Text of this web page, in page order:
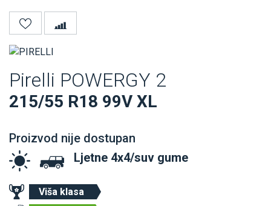
Pirelli POWERGY 2
215/55 R18 99V XL
Proizvod nije dostupan
Ljetne 4x4/suv gume
Viša klasa